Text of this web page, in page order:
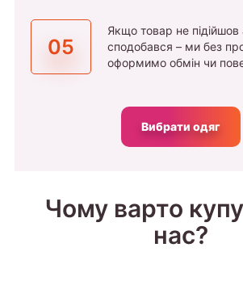
05
Якщо товар не
сподобався – ми без
оформимо обмін чи
Вибрати одяг
Чому варто
нас?